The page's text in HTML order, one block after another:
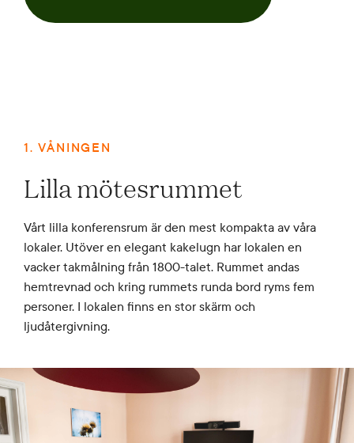
1. VÅNINGEN
Lilla mötesrummet
Vårt lilla konferensrum är den mest kompakta av våra
lokaler. Utöver en elegant kakelugn har lokalen en
vacker takmålning från 1800-talet. Rummet andas
hemtrevnad och kring rummets runda bord ryms fem
personer. I lokalen finns en stor skärm och
ljudåtergivning.